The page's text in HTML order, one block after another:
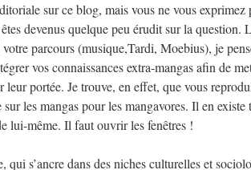
sur ce blog, mais vous ne vous exprimez
devenus quelque peu érudit sur la question.
parcours (musique,Tardi, Moebius), je
vos connaissances extra-mangas afin de
leur portée. Je trouve, en effet, que vous
les mangas pour les mangavores. Il en existe
lui-même. Il faut ouvrir les fenêtres !
qui s’ancre dans des niches culturelles et